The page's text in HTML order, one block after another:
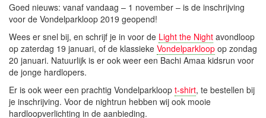
Goed nieuws: vanaf vandaag – 1 november – is de inschrijving
voor de Vondelparkloop 2019 geopend!
Wees er snel bij, en schrijf je in voor de Light the Night avondloop
op zaterdag 19 januari, of de klassieke Vondelparkloop op zondag
20 januari. Natuurlijk is er ook weer een Bachi Amaa kidsrun voor
de jonge hardlopers.
Er is ook weer een prachtig Vondelparkloop t-shirt, te bestellen bij
je inschrijving. Voor de nightrun hebben wij ook mooie
hardloopverlichting in de aanbieding.